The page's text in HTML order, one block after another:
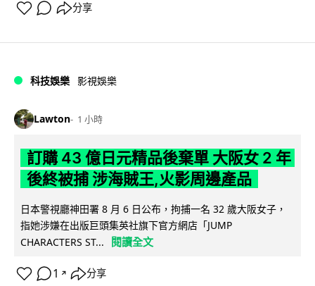
分享
科技娛樂 影視娛樂
Lawton 1 小時
訂購 43 億日元精品後棄單 大阪女 2 年
後終被捕 涉海賊王,火影周邊產品
日本警視廳神田署 8 月 6 日公布，拘捕一名 32 歲大阪女子，
指她涉嫌在出版巨頭集英社旗下官方網店「JUMP
CHARACTERS ST...
閱讀全文
1 ↗ 分享